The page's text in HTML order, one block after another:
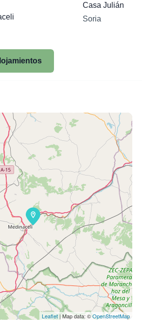
Casa Julián
Soria
Leaflet| Map data: ©OpenStreetMap